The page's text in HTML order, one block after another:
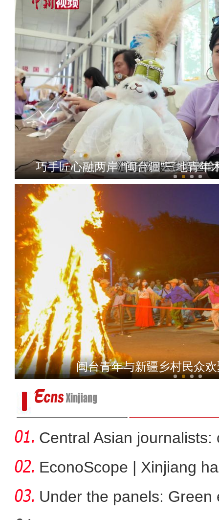
巧手匠心融两岸 “闽台疆”三地青年
两岸青年走进新疆木垒
闽台青年与新疆乡村民众
Central Asian journalists:
EconoScope | Xinjiang
energ
Under the panels: Green